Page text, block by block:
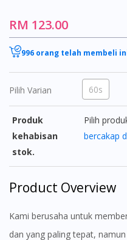
RM 123.00
996 orang telah membeli
Pilih Varian 60s
Produk
kehabisan
stok.
Pilih
bercakap
Product Overview
Kami berusaha untuk
dan yang paling tepat,